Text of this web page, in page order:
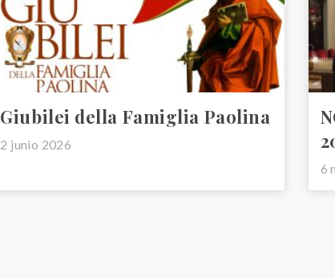
Giubilei della Famiglia Paolina
2 junio 2026
6